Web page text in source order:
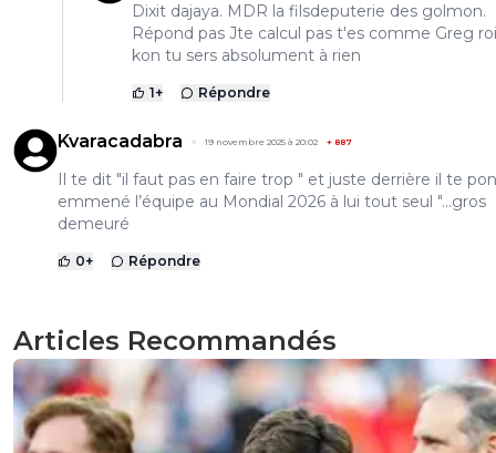
Dixit dajaya. MDR la filsdeputerie des golmon.
Répond pas Jte calcul pas t'es comme Greg
kon tu sers absolument à rien
1+ Répondre
Kvaracadabra 19 novembre 2025 à 20:02 + 887
Il te dit "il faut pas en faire trop " et juste derrière il te
emmené l’équipe au Mondial 2026 à lui tout seul "...gros
demeuré
0+ Répondre
Articles Recommandés